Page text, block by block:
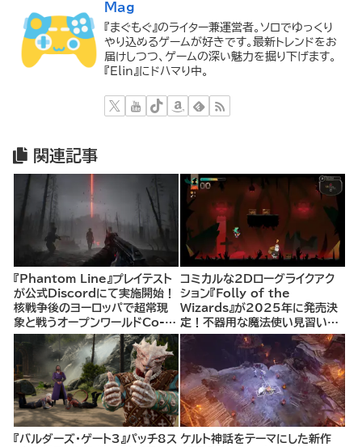
Mag
『まぐもぐ』のライター兼運営者。ソロでゆっくり
やり込めるゲームが好きです。最新トレンドをお
届けしつつ、ゲームの深い魅力を掘り下げます。
『Elin』にドハマり中。
関連記事
『Phantom Line』プレイテスト
が公式Discordにて実施開始！
核戦争後のヨーロッパで超常現
象と戦うオープンワールドCo-
opシューター
コミカルな2Dローグライクアク
ション『Folly of the
Wizards』が2025年に発売決
定！不器用な魔法使い見習いと
して、ランダム生成ダンジョンを
探索し、世界を救う冒険へ。
『バルダーズ・ゲート3』パッチ8ス ケルト神話をテーマにした新作